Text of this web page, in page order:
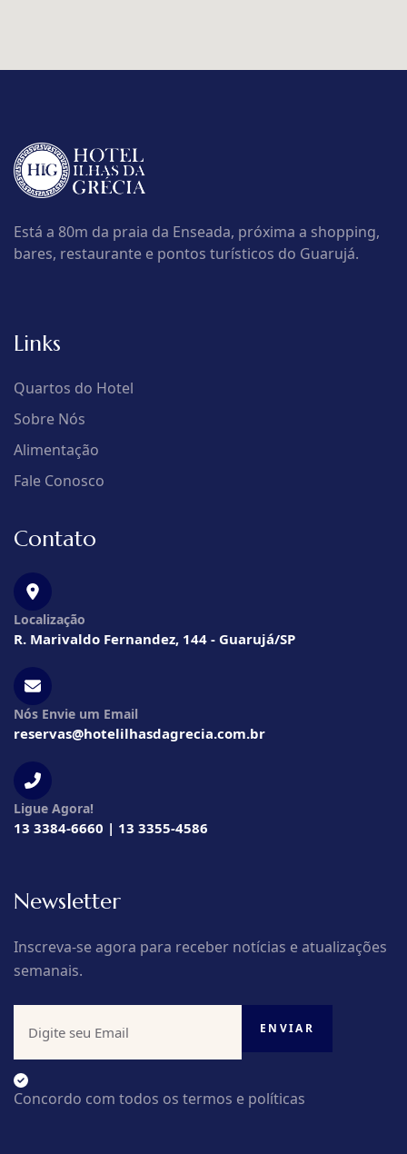
Está a 80m da praia da Enseada, próxima a shopping,
bares, restaurante e pontos turísticos do Guarujá.
Links
Quartos do Hotel
Sobre Nós
Alimentação
Fale Conosco
Contato
Localização
R. Marivaldo Fernandez, 144 - Guarujá/SP
Nós Envie um Email
reservas@hotelilhasdagrecia.com.br
Ligue Agora!
13 3384-6660 | 13 3355-4586
Newsletter
Inscreva-se agora para receber notícias e atualizações
semanais.
Concordo com todos os termos e políticas